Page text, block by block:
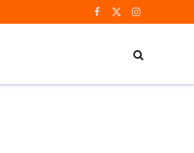
Facebook
X
Instagram